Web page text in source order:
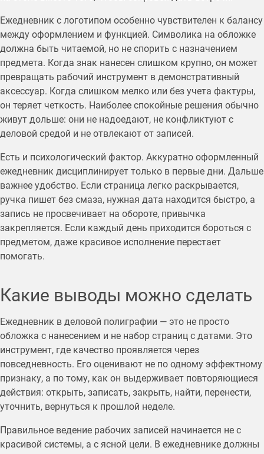
Ежедневник с логотипом особенно чувствителен к балансу
между оформлением и функцией. Символика на обложке
должна быть читаемой, но не спорить с назначением
предмета. Когда знак нанесен слишком крупно, он может
превращать рабочий инструмент в демонстративный
аксессуар. Когда слишком мелко или без учета фактуры,
он теряет четкость. Наиболее спокойные решения обычно
живут дольше: они не надоедают, не конфликтуют с
деловой средой и не отвлекают от записей.
Есть и психологический фактор. Аккуратно оформленный
ежедневник дисциплинирует только в первые дни. Дальше
важнее удобство. Если страница легко раскрывается,
ручка пишет без смаза, нужная дата находится быстро, а
запись не просвечивает на обороте, привычка
закрепляется. Если каждый день приходится бороться с
предметом, даже красивое исполнение перестает
помогать.
Какие выводы можно сделать
Ежедневник в деловой полиграфии — это не просто
обложка с нанесением и не набор страниц с датами. Это
инструмент, где качество проявляется через
повседневность. Его оценивают не по одному эффектному
признаку, а по тому, как он выдерживает повторяющиеся
действия: открыть, записать, закрыть, найти, перенести,
уточнить, вернуться к прошлой неделе.
Правильное ведение рабочих записей начинается не с
красивой системы, а с ясной цели. В ежедневнике должны